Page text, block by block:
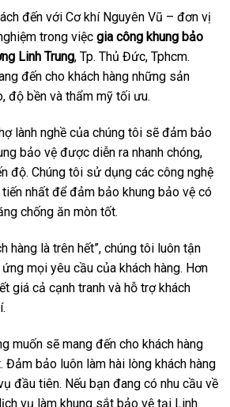
đến với Cơ khí Nguyên Vũ – đơn vị
trong việc gia công khung bảo
Linh Trung, Tp. Thủ Đức, Tphcm.
đến cho khách hàng những sản
độ bền và thẩm mỹ tối ưu.
lành nghề của chúng tôi sẽ đảm bảo
bảo vệ được diễn ra nhanh chóng,
độ. Chúng tôi sử dụng các công nghệ
nhất để đảm bảo khung bảo vệ có
chống ăn mòn tốt.
hàng là trên hết”, chúng tôi luôn tận
mọi yêu cầu của khách hàng. Hơn
giá cả cạnh tranh và hỗ trợ khách
muốn sẽ mang đến cho khách hàng
Đảm bảo luôn làm hài lòng khách hàng
đầu tiên. Nếu bạn đang có nhu cầu về
vụ làm khung sắt bảo vệ tại Linh